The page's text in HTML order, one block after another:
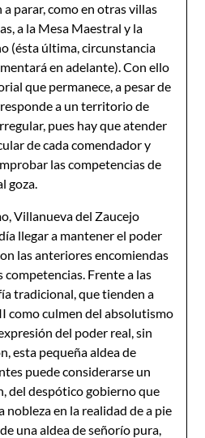
a parar, como en otras villas
a la Mesa Maestral y la
(ésta última, circunstancia
en adelante). Con ello
que permanece, a pesar de
a un territorio de
pues hay que atender
de cada comendador y
las competencias de
goza.
Villanueva del Zaucejo
llegar a mantener el poder
las anteriores encomiendas
Frente a las
tradicional, que tienden a
como culmen del absolutismo
del poder real, sin
esta pequeña aldea de
puede considerarse un
del despótico gobierno que
nobleza en la realidad de a pie
una aldea de señorío pura,